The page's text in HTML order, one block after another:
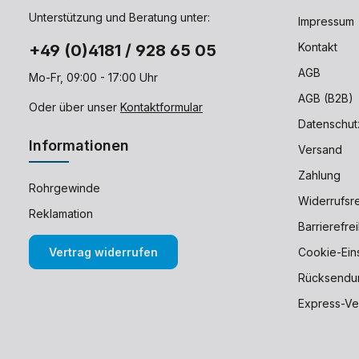
mm (universell passend für
alle Kupplungen mit 40 mm
NG: Paket mit 10 Stück
oder zum Austausch bei
Unterstützung und Beratung unter:
+49 (0)4181 / 928 65 05
Mo-Fr, 09:00 - 17:00 Uhr
Oder über unser Kontaktformular
Informationen
Rohrgewinde
Reklamation
Vertrag widerrufen
Impressum
Kontakt
AGB
AGB (B2B)
Versand
Zahlung
Cookie-
Express-